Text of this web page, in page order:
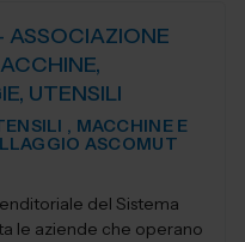
UTENSILI
, MACCHINE E
ASCOMUT
del Sistema
le aziende che operano